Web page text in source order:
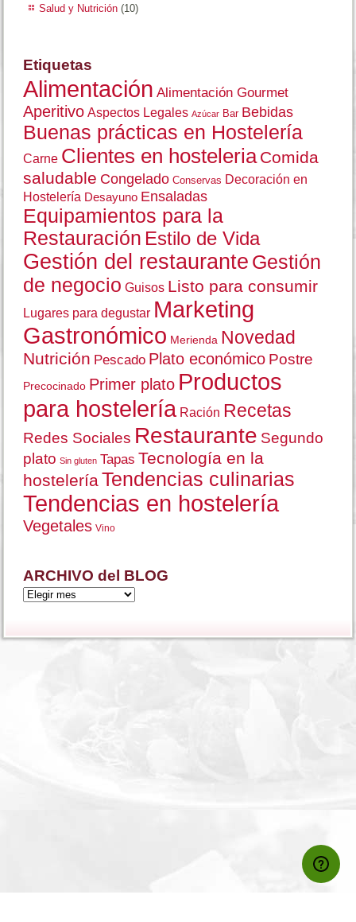
Salud y Nutrición (10)
Etiquetas
Alimentación Alimentación Gourmet
Aperitivo Aspectos Legales Azúcar Bar Bebidas
Buenas prácticas en Hostelería
Carne Clientes en hosteleriaComida
saludable Congelado Conservas Decoración en
Hostelería Desayuno Ensaladas
Equipamientos para la
Restauración Estilo de Vida
Gestión del restaurante Gestión
de negocio Guisos Listo para consumir
Lugares para degustar Marketing
Gastronómico Merienda Novedad
Nutrición Pescado Plato económico Postre
Precocinado Primer plato Productos
para hostelería Ración Recetas
Redes Sociales Restaurante Segundo
plato Sin gluten Tapas Tecnología en la
hosteleríaTendencias culinarias
Tendencias en hostelería
Vegetales Vino
ARCHIVO del BLOG